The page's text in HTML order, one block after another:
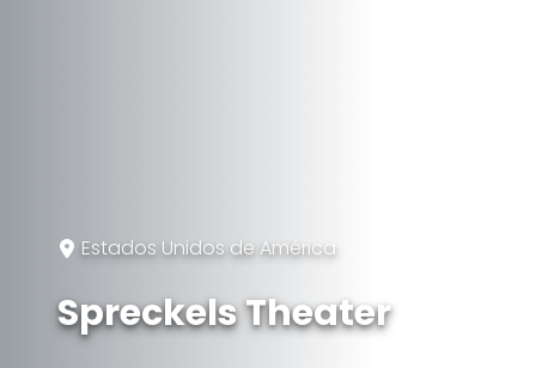
Estados Unidos de América
Spreckels Theater